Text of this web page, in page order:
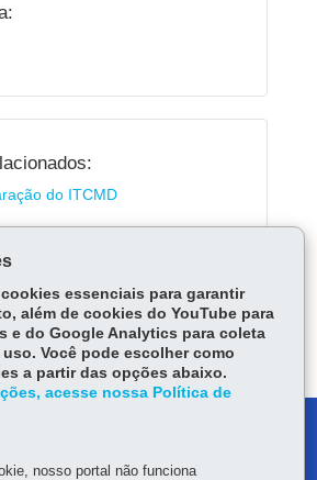
do ITCMD
essenciais para garantir
além de cookies do YouTube para
e do Google Analytics para coleta
Você pode escolher como
a partir das opções abaixo.
acesse nossa Política de
nosso portal não funciona